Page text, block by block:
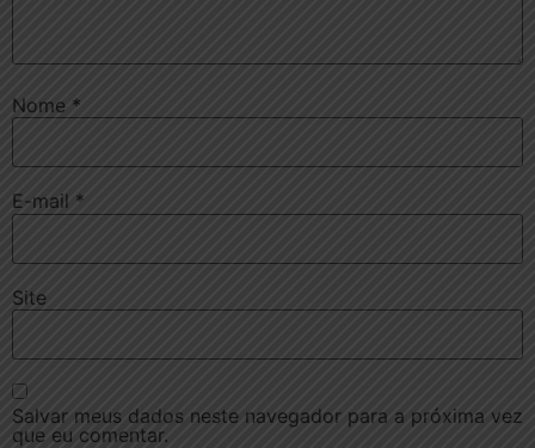
Nome *
E-mail *
Site
Salvar meus dados neste navegador para a próxima vez
que eu comentar.